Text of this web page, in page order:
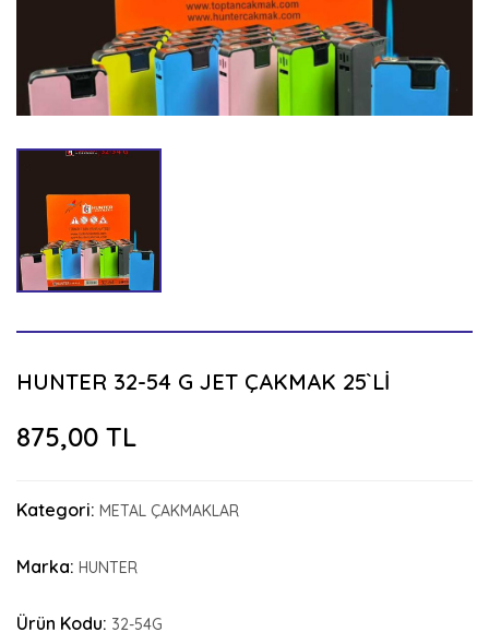
HUNTER 32-54 G JET ÇAKMAK 25`Lİ
875,00 TL
Kategori: METAL ÇAKMAKLAR
Marka: HUNTER
Ürün Kodu: 32-54G